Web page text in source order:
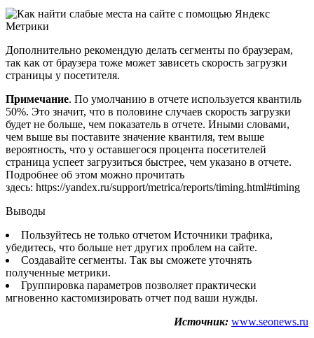
Дополнительно рекомендую делать сегменты по браузерам,
так как от браузера тоже может зависеть скорость загрузки
страницы у посетителя.
Примечание. По умолчанию в отчете используется квантиль
50%. Это значит, что в половине случаев скорость загрузки
будет не больше, чем показатель в отчете. Иными словами,
чем выше вы поставите значение квантиля, тем выше
вероятность, что у оставшегося процента посетителей
страница успеет загрузиться быстрее, чем указано в отчете.
Подробнее об этом можно прочитать
здесь: https://yandex.ru/support/metrica/reports/timing.html#timing
Выводы
Пользуйтесь не только отчетом Источники трафика,
убедитесь, что больше нет других проблем на сайте.
Создавайте сегменты. Так вы сможете уточнять
полученные метрики.
Группировка параметров позволяет практически
мгновенно кастомизировать отчет под ваши нужды.
Источник: www.seonews.ru